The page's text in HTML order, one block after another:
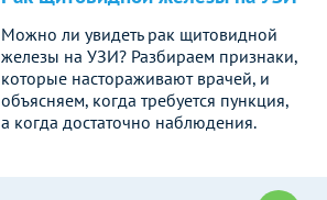
Можно ли увидеть рак щитовидной
железы на УЗИ? Разбираем признаки,
которые настораживают врачей, и
объясняем, когда требуется пункция,
а когда достаточно наблюдения.